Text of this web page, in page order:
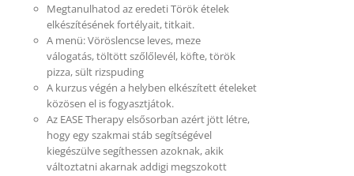
Megtanulhatod az eredeti Török ételek
elkészítésének fortélyait, titkait.
A menü: Vöröslencse leves, meze
válogatás, töltött szőlőlevél, köfte, török
pizza, sült rizspuding
A kurzus végén a helyben elkészített ételeket
közösen el is fogyasztjátok.
Az EASE Therapy elsősorban azért jött létre,
hogy egy szakmai stáb segítségével
kiegészülve segíthessen azoknak, akik
változtatni akarnak addigi megszokott